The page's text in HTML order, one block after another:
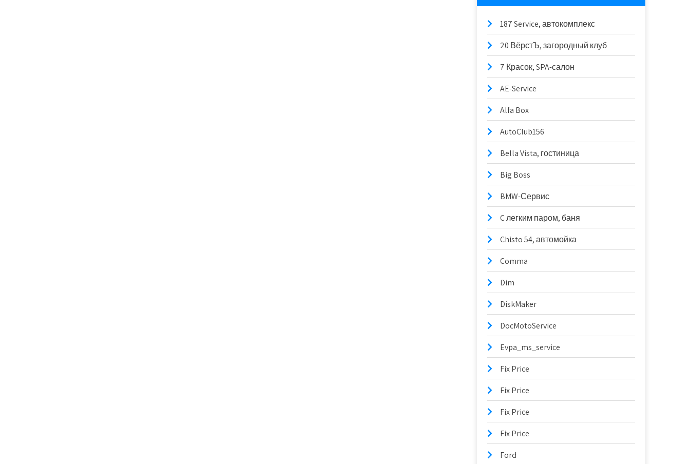
187 Service, автокомплекс
20 ВёрстЪ, загородный клуб
7 Красок, SPA-салон
AE-Service
Alfa Box
AutoClub156
Bella Vista, гостиница
Big Boss
BMW-Сервис
C легким паром, баня
Chisto 54, автомойка
Comma
Dim
DiskMaker
DocMotoService
Evpa_ms_service
Fix Price
Fix Price
Fix Price
Fix Price
Ford